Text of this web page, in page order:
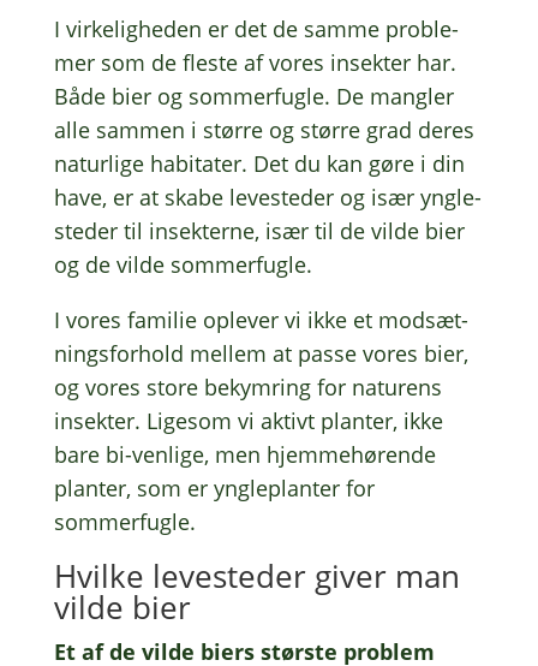
I virke­lig­he­den er det de samme proble­
mer som de fleste af vores insek­ter har.
Både bier og sommer­fug­le. De mang­ler
alle sammen i større og større grad deres
natur­li­ge habi­ta­ter. Det du kan gøre i din
have, er at skabe leve­ste­der og især yngle­
ste­der til insek­ter­ne, især til de vilde bier
og de vilde sommerfugle.
I vores fami­lie ople­ver vi ikke et modsæt­
nings­for­hold mellem at passe vores bier,
og vores store bekym­ring for natu­rens
insek­ter. Lige­som vi aktivt plan­ter, ikke
bare bi-venli­ge, men hjem­me­hø­ren­de
plan­ter, som er yngle­plan­ter for
sommerfugle.
Hvilke leve­ste­der giver man
vilde bier
Et af de vilde biers stør­ste problem